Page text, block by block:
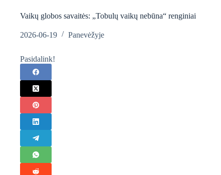
Vaikų globos savaitės: „Tobulų vaikų nebūna“ renginiai
2026-06-19 Panevėžyje
Pasidalink!